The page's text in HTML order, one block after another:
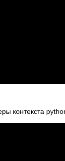
контекста